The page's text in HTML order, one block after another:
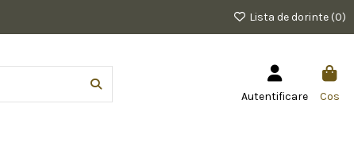
Lista de dorinte (0)
Autentificare Cos